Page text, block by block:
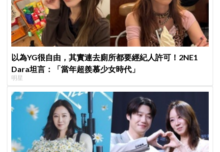
以為YG很自由，其實連去廁所都要經紀人許可！2NE1
Dara坦言：「當年超羨慕少女時代」
明星